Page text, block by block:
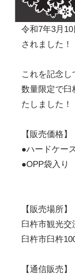
令和7年3月
されました！
これを記念し
数量限定で臼
たしました！
【販売価格】
●ハードケー
●OPP袋
【販売場所】
臼杵市観光交
臼杵市臼杵
【通信販売】